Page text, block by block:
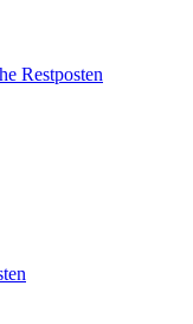
Restposten